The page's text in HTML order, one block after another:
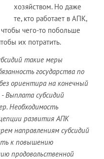
хозяйством. Но даже
те, кто работает в АПК,
чего-то побольше
их потратить.
такие меры
государства по
ориентира на конечный
- Выплата субсидий
Необходимость
развития АПК
направлениям субсидий
к повышению
продовольственной